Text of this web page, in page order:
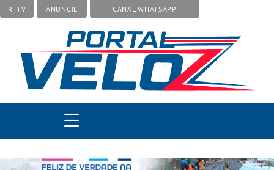
RFTV ANUNCIE CANAL WHATSAPP